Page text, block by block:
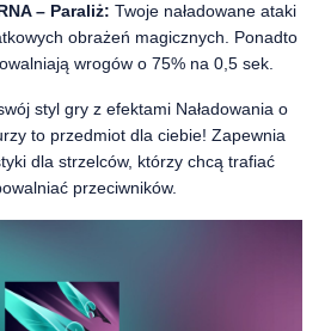
– Paraliż: Twoje naładowane ataki
obrażeń magicznych. Ponadto
wrogów o 75% na 0,5 sek.
styl gry z efektami Naładowania o
to przedmiot dla ciebie! Zapewnia
dla strzelców, którzy chcą trafiać
przeciwników.